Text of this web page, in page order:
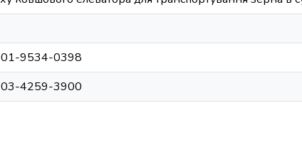
9534-0398
4259-3900